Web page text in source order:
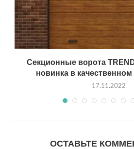
Секционные ворота
новинка в
17.11.2022
ОСТАВЬТЕ